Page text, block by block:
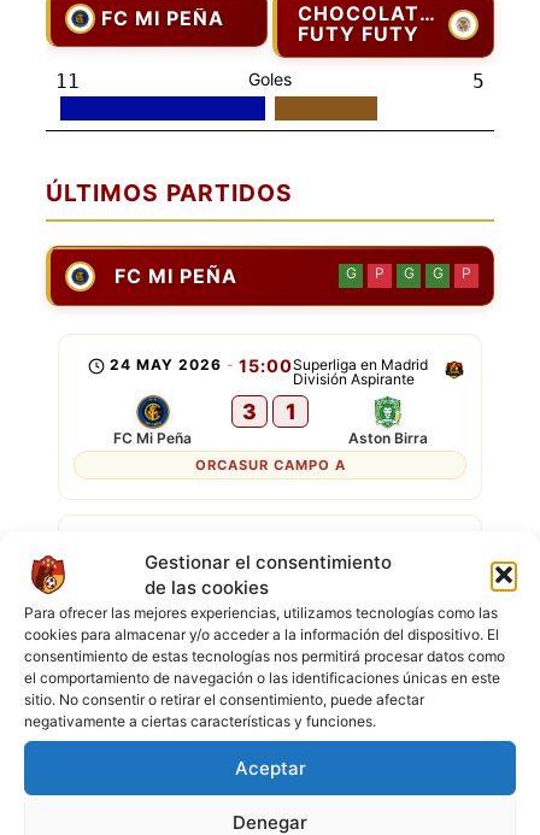
Gestionar el consentimiento
de las cookies
Para ofrecer las mejores experiencias, utilizamos tecnologías como las
cookies para almacenar y/o acceder a la información del dispositivo. El
consentimiento de estas tecnologías nos permitirá procesar datos como
el comportamiento de navegación o las identificaciones únicas en este
sitio. No consentir o retirar el consentimiento, puede afectar
negativamente a ciertas características y funciones.
Aceptar
Denegar
FC MI PEÑA
CHOCOLATEROS
FUTY FUTY
11 Goles 5
ÚLTIMOS PARTIDOS
FC MI PEÑA G P G G P
Superliga en Madrid
División Aspirante
24 MAY 2026 - 15:00
FC Mi Peña
3 1
Aston Birra
ORCASUR CAMPO A
División Aspirante
FC Mi Peña
11
Chocolateros Futy
Futy
ORCASUR CAMPO A
Superliga en Madrid
17 MAY 2026 - 14:00